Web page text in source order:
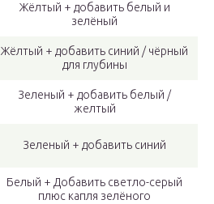
Жёлтый + добавить белый и
зелёный
Жёлтый + добавить синий / чёрный
для глубины
Зеленый + добавить белый /
желтый
Зеленый + добавить синий
Белый + Добавить светло-серый
плюс капля зелёного